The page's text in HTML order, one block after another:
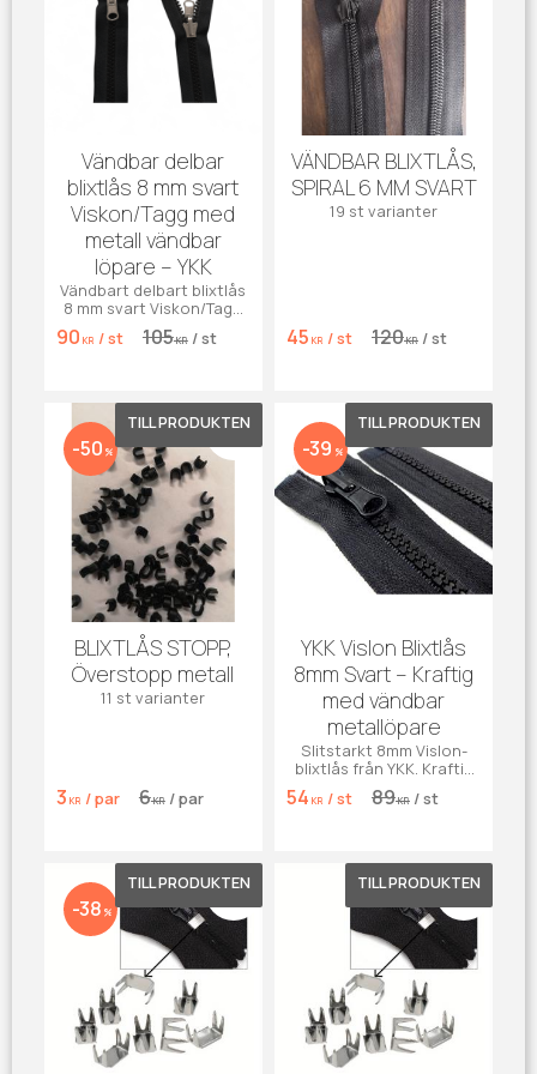
Vändbar delbar
blixtlås 8 mm svart
Viskon/Tagg med
metall vändbar
löpare – YKK
Vändbart delbart blixtlås
8 mm svart Viskon/Tagg
med metall löpare, YKK.
90 KR /st 105KR /st
VÄNDBAR BLIXTLÅS,
SPIRAL 6 MM SVART
19 st varianter
45 KR /st 120KR /st
BLIXTLÅS STOPP,
Överstopp metall
11 st varianter
3 KR /par 6KR /par
50 % Lägg till i favoriter
YKK Vislon Blixtlås
8mm Svart – Kraftig
med vändbar
metallöpare
Slitstarkt 8mm Vislon-
blixtlås från YKK. Kraftig
kvalitet med vändbar
löpare för båtkapell &
54 KR /st 89KR /st
39 % Lägg till
38 % Lägg till i favoriter Lägg till